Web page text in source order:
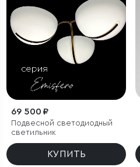
69 500 ₽
Подвесной светодиодный
светильник
КУПИТЬ